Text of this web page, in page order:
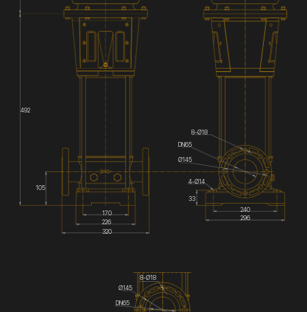
DN65
492
105
170
226
320
240
296
33
4-Ø14
Ø145
8-Ø18
DN65
8-Ø18
Ø145